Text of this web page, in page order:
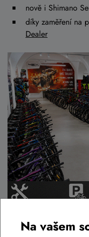
nově i Shimano
díky zaměření na
Dealer
Na vašem